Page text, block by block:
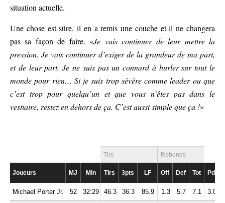
situation actuelle.
Une chose est sûre, il en a remis une couche et il ne changera
pas sa façon de faire. «Je vais continuer de leur mettre la
pression. Je vais continuer d’exiger de la grandeur de ma part,
et de leur part. Je ne suis pas un connard à hurler sur tout le
monde pour rien… Si je suis trop sévère comme leader ou que
c’est trop pour quelqu’un et que vous n’êtes pas dans le
vestiaire, restez en dehors de ça. C’est aussi simple que ça !»
Tirs Rebonds
Joueurs MJ Min Tirs 3pts LF Off Def Tot Pd
Michael Porter Jr. 52 32:29 46.3 36.3 85.9 1.3 5.7 7.1 3.0